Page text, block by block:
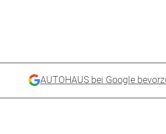
AUTOHAUS bei Google